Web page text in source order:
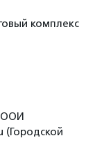
комплекс
(Городской